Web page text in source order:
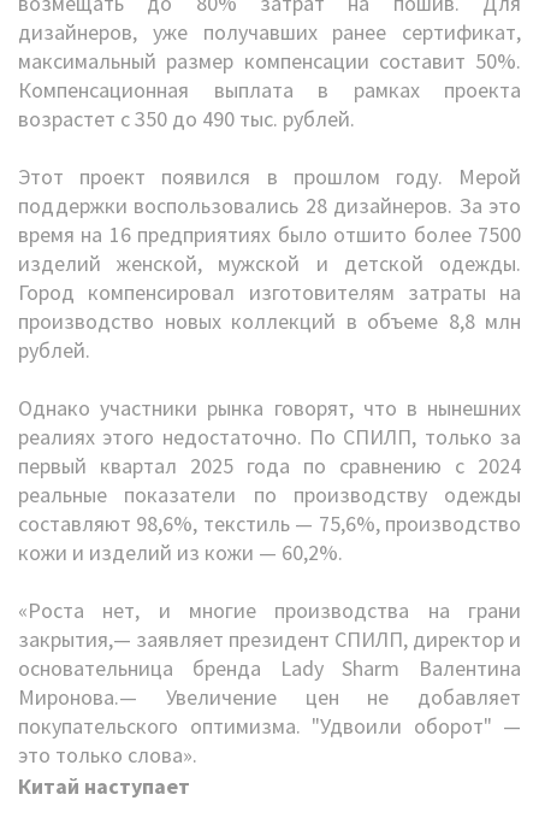
дизайнеров, уже получавших ранее сертификат,
максимальный размер компенсации составит 50%.
Компенсационная выплата в рамках проекта
возрастет с 350 до 490 тыс. рублей.
Этот проект появился в прошлом году. Мерой
поддержки воспользовались 28 дизайнеров. За это
время на 16 предприятиях было отшито более 7500
изделий женской, мужской и детской одежды.
Город компенсировал изготовителям затраты на
производство новых коллекций в объеме 8,8 млн
рублей.
Однако участники рынка говорят, что в нынешних
реалиях этого недостаточно. По СПИЛП, только за
первый квартал 2025 года по сравнению с 2024
реальные показатели по производству одежды
составляют 98,6%, текстиль — 75,6%, производство
кожи и изделий из кожи — 60,2%.
«Роста нет, и многие производства на грани
закрытия,— заявляет президент СПИЛП, директор и
основательница бренда Lady Sharm Валентина
Миронова.— Увеличение цен не добавляет
покупательского оптимизма. "Удвоили оборот" —
это только слова».
Китай наступает